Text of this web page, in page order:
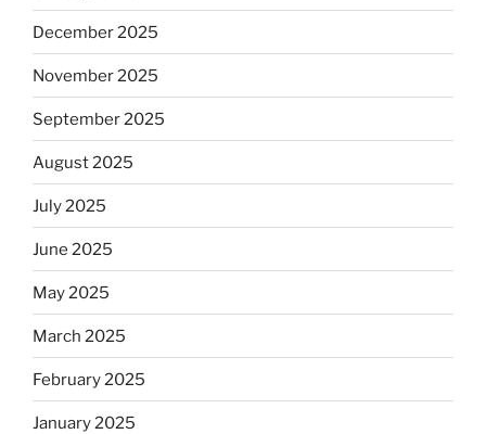
December 2025
November 2025
September 2025
August 2025
July 2025
June 2025
May 2025
March 2025
February 2025
January 2025